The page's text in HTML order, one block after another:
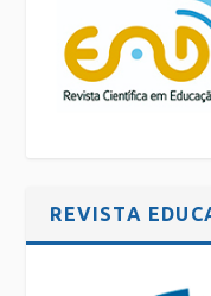
REVISTA